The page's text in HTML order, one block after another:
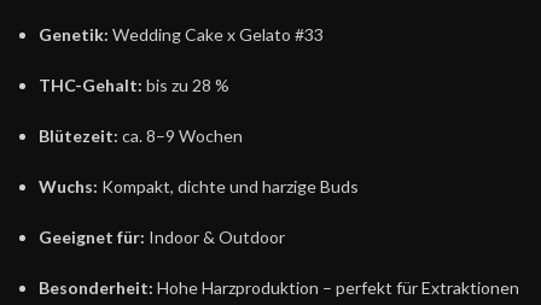
Genetik: Wedding Cake x Gelato #33
THC-Gehalt: bis zu 28 %
Blütezeit: ca. 8–9 Wochen
Wuchs: Kompakt, dichte und harzige Buds
Geeignet für: Indoor & Outdoor
Besonderheit: Hohe Harzproduktion – perfekt für Extraktionen